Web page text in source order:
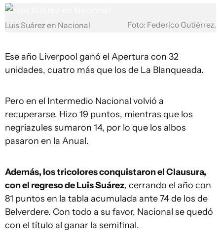
Luis Suárez en Nacional Foto: Federico Gutiérrez.
Ese año Liverpool ganó el Apertura con 32
unidades, cuatro más que los de La Blanqueada.
Pero en el Intermedio Nacional volvió a
recuperarse. Hizo 19 puntos, mientras que los
negriazules sumaron 14, por lo que los albos
pasaron en la Anual.
Además, los tricolores conquistaron el Clausura,
con el regreso de Luis Suárez, cerrando el año con
81 puntos en la tabla acumulada ante 74 de los de
Belverdere. Con todo a su favor, Nacional se quedó
con el título al ganar la semifinal.